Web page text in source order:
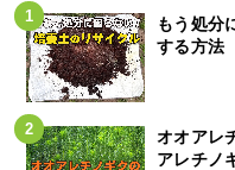
もう処分
する方法
オオアレ
アレチノ